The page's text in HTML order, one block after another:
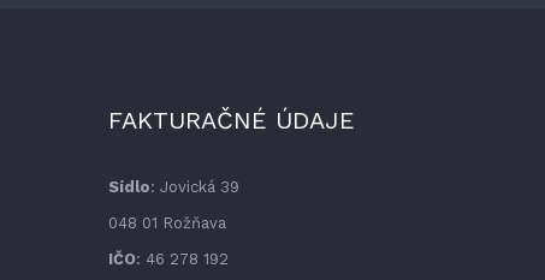
FAKTURAČNÉ ÚDAJE
Sídlo: Jovická 39
048 01 Rožňava
IČO: 46 278 192